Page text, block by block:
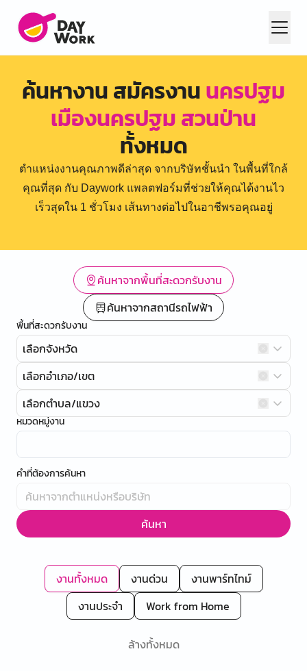
ค้นหางาน สมัครงานนครปฐม
เมืองนครปฐม สวนป่าน
ทั้งหมด
ตำแหน่งงานคุณภาพดีล่าสุด จากบริษัทชั้นนำ ในพื้นที่ใกล้
คุณที่สุด กับ Daywork แพลตฟอร์มที่ช่วยให้คุณได้งานไว
เร็วสุดใน 1 ชั่วโมง เส้นทางต่อไปในอาชีพรอคุณอยู่
ค้นหาจากพื้นที่สะดวกรับงาน
ค้นหาจากสถานีรถไฟฟ้า
พื้นที่สะดวกรับงาน
เลือกจังหวัด
เลือกอำเภอ/เขต
เลือกตำบล/แขวง
หมวดหมู่งาน
คำที่ต้องการค้นหา
ค้นหา
งานทั้งหมด งานด่วน
งานพาร์ทไทม์
งานประจำ
Work from Home
ล้างทั้งหมด